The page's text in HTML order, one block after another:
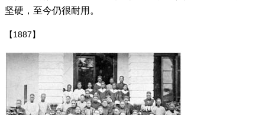
坚硬，至今仍很耐用。
【1887】